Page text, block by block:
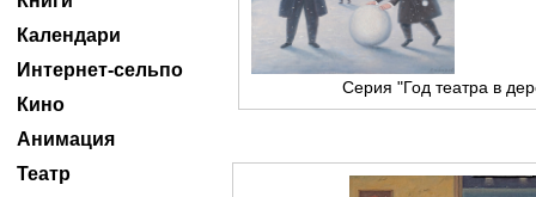
Календари
Интернет-сельпо
Кино
Анимация
Театр
Серия "Год театра в